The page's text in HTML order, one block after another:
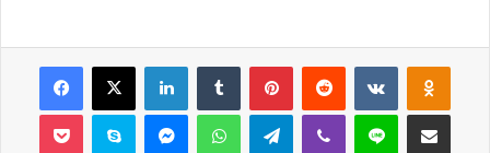
Facebook
X LinkedInTumblr PinterestReddit VKontakte
Pocket Skype MessengerWhatsAppTelegramViber Line E-Posta ile